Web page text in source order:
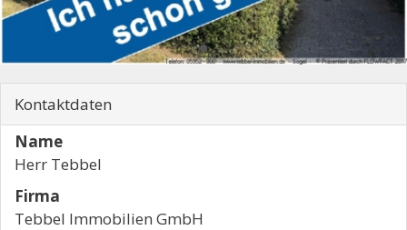
Kontaktdaten
Name
Herr Tebbel
Firma
Tebbel Immobilien GmbH